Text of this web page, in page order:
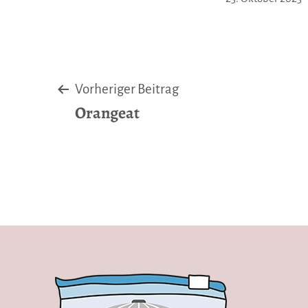
Beitragsnavigation
Vorheriger Beitrag
Orangeat